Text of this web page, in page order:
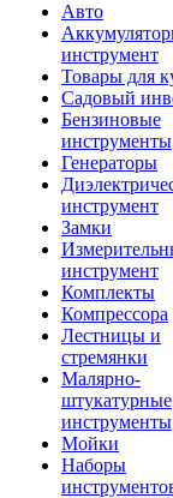
Авто
инструмент
Товары для
Садовый
Бензиновые
инструменты
Генераторы
инструмент
Замки
инструмент
Комплекты
Компрессора
Лестницы и
стремянки
Малярно-
штукатурные
инструменты
Мойки
Наборы